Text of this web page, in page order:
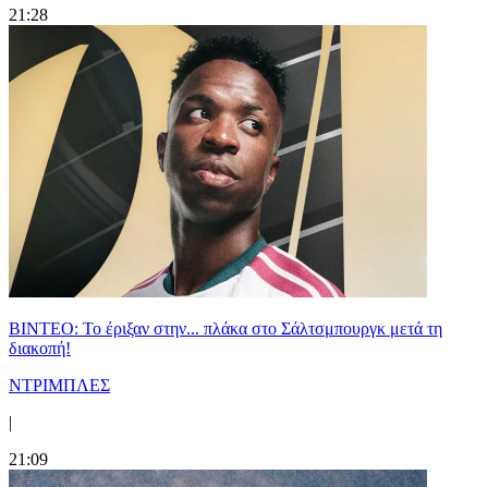
21:28
ΒΙΝΤΕΟ: Το έριξαν στην... πλάκα στο Σάλτσμπουργκ μετά τη
διακοπή!
ΝΤΡΙΜΠΛΕΣ
|
21:09